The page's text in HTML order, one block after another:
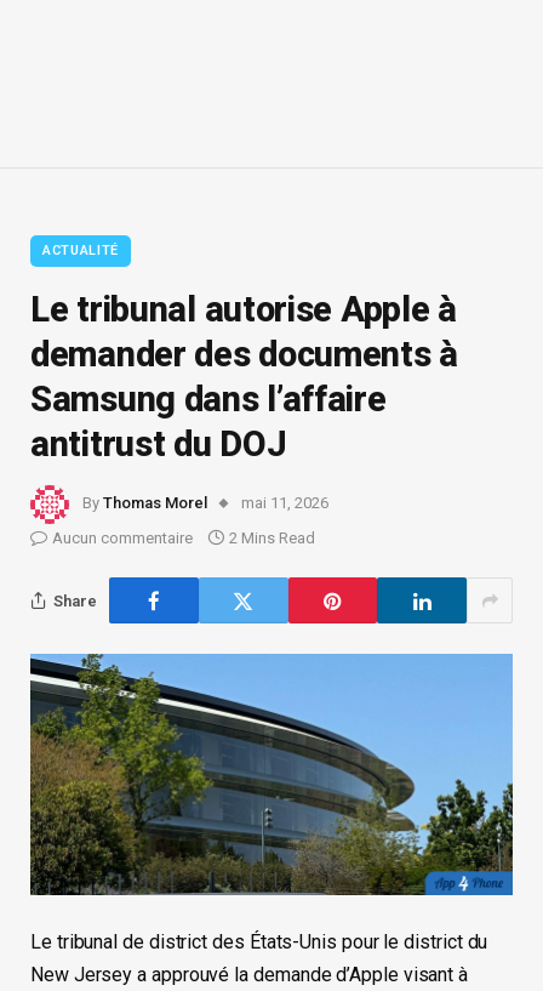
ACTUALITÉ
Le tribunal autorise Apple à
demander des documents à
Samsung dans l’affaire
antitrust du DOJ
By Thomas Morel
mai 11, 2026
Aucun commentaire
2 Mins Read
Share
Le tribunal de district des États-Unis pour le district du
New Jersey a approuvé la demande d’Apple visant à